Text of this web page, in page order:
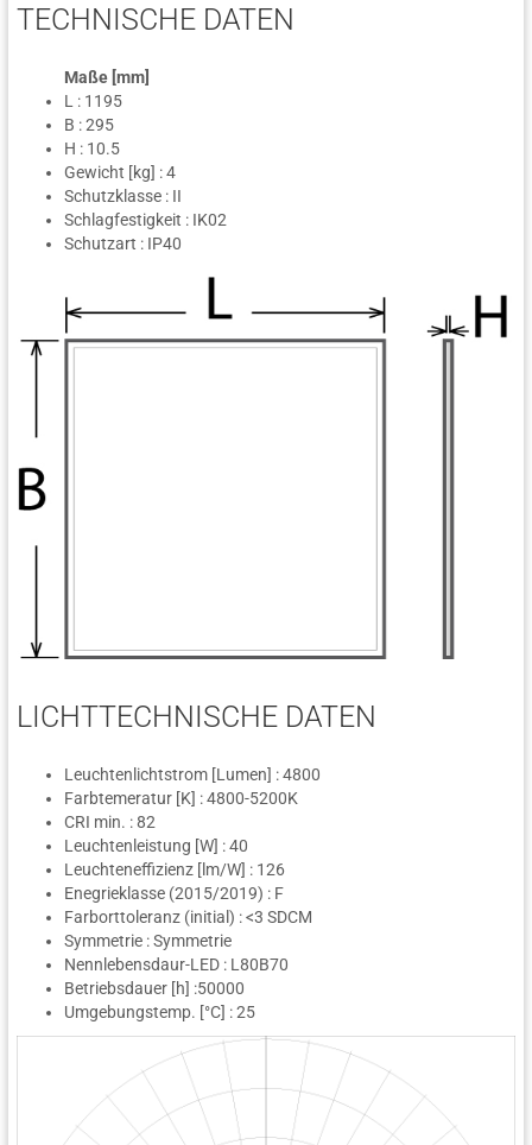
TECHNISCHE DATEN
Maße [mm]
L : 1195
B : 295
H : 10.5
Gewicht [kg] : 4
Schutzklasse : II
Schlagfestigkeit : IK02
Schutzart : IP40
LICHTTECHNISCHE DATEN
Leuchtenlichtstrom [Lumen] : 4800
Farbtemeratur [K] : 4800-5200K
CRI min. : 82
Leuchtenleistung [W] : 40
Leuchteneffizienz [lm/W] : 126
Enegrieklasse (2015/2019) : F
Farborttoleranz (initial) : <3 SDCM
Symmetrie : Symmetrie
Nennlebensdaur-LED : L80B70
Betriebsdauer [h] :50000
Umgebungstemp. [°C] : 25